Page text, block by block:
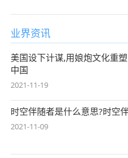
业界资讯
美国设下计谋,用娘炮文化重
中国
2021-11-19
时空伴随者是什么意思?时空
2021-11-09